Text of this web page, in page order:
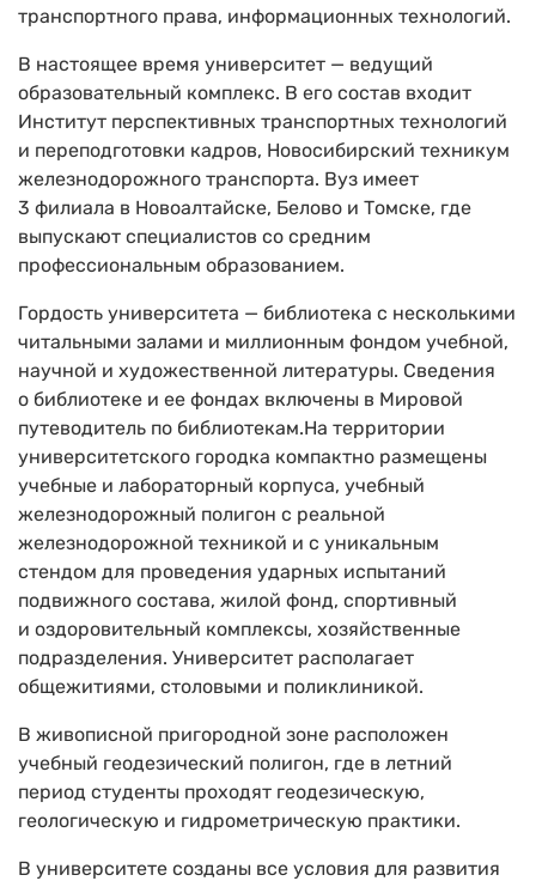
транспортного права, информационных технологий.
В настоящее время университет — ведущий
образовательный комплекс. В его состав входит
Институт перспективных транспортных технологий
и переподготовки кадров, Новосибирский техникум
железнодорожного транспорта. Вуз имеет
3 филиала в Новоалтайске, Белово и Томске, где
выпускают специалистов со средним
профессиональным образованием.
Гордость университета — библиотека с несколькими
читальными залами и миллионным фондом учебной,
научной и художественной литературы. Сведения
о библиотеке и ее фондах включены в Мировой
путеводитель по библиотекам.На территории
университетского городка компактно размещены
учебные и лабораторный корпуса, учебный
железнодорожный полигон с реальной
железнодорожной техникой и с уникальным
стендом для проведения ударных испытаний
подвижного состава, жилой фонд, спортивный
и оздоровительный комплексы, хозяйственные
подразделения. Университет располагает
общежитиями, столовыми и поликлиникой.
В живописной пригородной зоне расположен
учебный геодезический полигон, где в летний
период студенты проходят геодезическую,
геологическую и гидрометрическую практики.
В университете созданы все условия для развития